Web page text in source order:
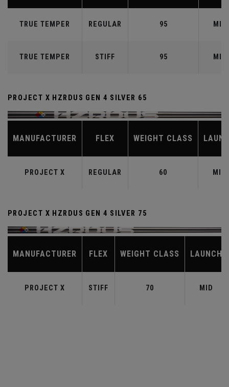
TRUE TEMPER REGULAR 95 MID
TRUE TEMPER STIFF 95 MID
PROJECT X HZRDUS GEN 4 SILVER 65
MANUFACTURER FLEX WEIGHT CLASS
PROJECT X REGULAR 60 MID
PROJECT X HZRDUS GEN 4 SILVER 75
MANUFACTURER FLEX WEIGHT CLASS LAUNCH
PROJECT X STIFF 70 MID